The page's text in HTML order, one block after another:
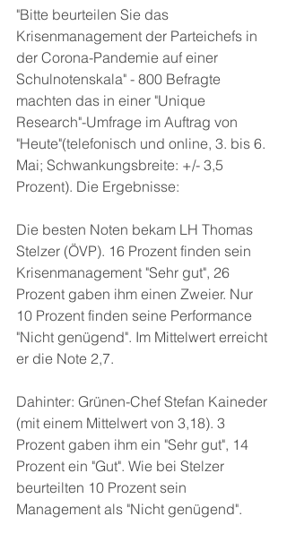
"Bitte beurteilen Sie das
Krisenmanagement der Parteichefs in
der Corona-Pandemie auf einer
Schulnotenskala" - 800 Befragte
machten das in einer "Unique
Research"-Umfrage im Auftrag von
"Heute"(telefonisch und online, 3. bis 6.
Mai; Schwankungsbreite: +/- 3,5
Prozent). Die Ergebnisse:
Die besten Noten bekam LH Thomas
Stelzer (ÖVP). 16 Prozent finden sein
Krisenmanagement "Sehr gut", 26
Prozent gaben ihm einen Zweier. Nur
10 Prozent finden seine Performance
"Nicht genügend". Im Mittelwert erreicht
er die Note 2,7.
Dahinter: Grünen-Chef Stefan Kaineder
(mit einem Mittelwert von 3,18). 3
Prozent gaben ihm ein "Sehr gut", 14
Prozent ein "Gut". Wie bei Stelzer
beurteilten 10 Prozent sein
Management als "Nicht genügend".